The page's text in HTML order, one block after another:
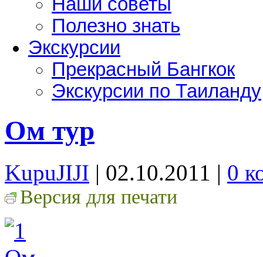
Полезно знать
Экскурсии
Прекрасный Бангкок
Экскурсии по Таиланду
Ом тур
KupuJIJI | 02.10.2011 | 0
Версия для печати